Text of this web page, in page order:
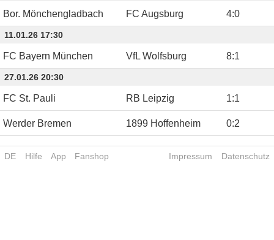
Bor. Mönchengladbach FC Augsburg 4:0
11.01.26 17:30
FC Bayern München VfL Wolfsburg 8:1
27.01.26 20:30
FC St. Pauli RB Leipzig 1:1
Werder Bremen 1899 Hoffenheim 0:2
DE Hilfe App Fanshop Impressum Datenschutz